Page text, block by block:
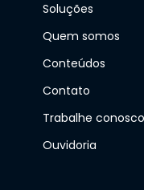
Soluções
Quem somos
Conteúdos
Contato
Trabalhe conosco
Ouvidoria